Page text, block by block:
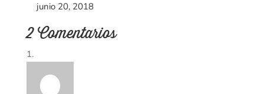
junio 20, 2018
2 Comentarios